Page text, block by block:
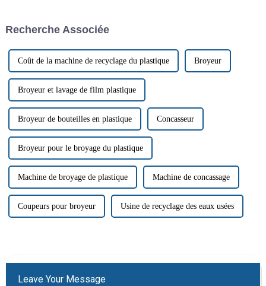
industries se tournent vers des
Recherche Associée
Coût de la machine de recyclage du plastique Broyeur
Broyeur et lavage de film plastique
Broyeur de bouteilles en plastique Concasseur
Broyeur pour le broyage du plastique
Machine de broyage de plastique Machine de concassage
Coupeurs pour broyeur Usine de recyclage des eaux usées
Leave Your Message